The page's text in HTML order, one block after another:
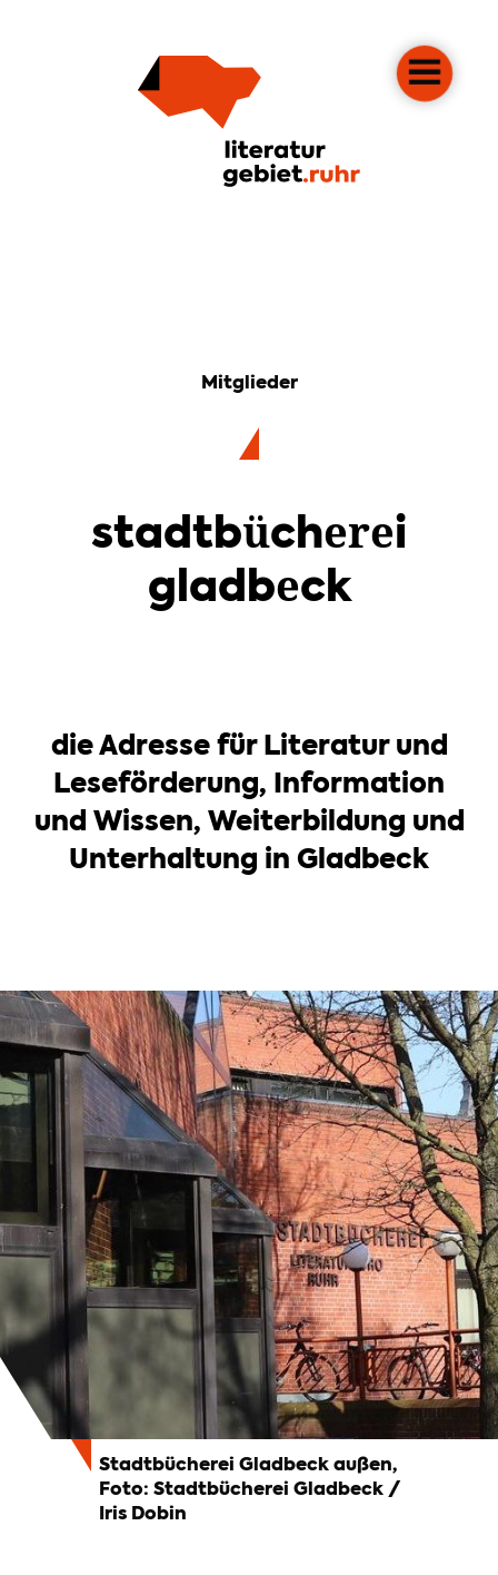
Mitglieder
stadtbücherei
gladbeck
die Adresse für Literatur und
Leseförderung, Information
und Wissen, Weiterbildung und
Unterhaltung in Gladbeck
Stadtbücherei Gladbeck außen,
Foto: Stadtbücherei Gladbeck /
Iris Dobin